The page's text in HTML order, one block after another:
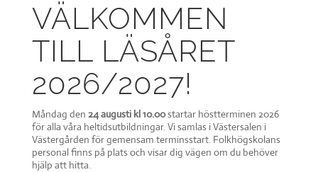
VÄLKOMMEN
TILL LÄSÅRET
2026/2027!
Måndag den 24 augusti kl 10.00startar höstterminen 2026
för alla våra heltidsutbildningar. Vi samlas i Västersalen i
Västergården för gemensam terminsstart. Folkhögskolans
personal finns på plats och visar dig vägen om du behöver
hjälp att hitta.